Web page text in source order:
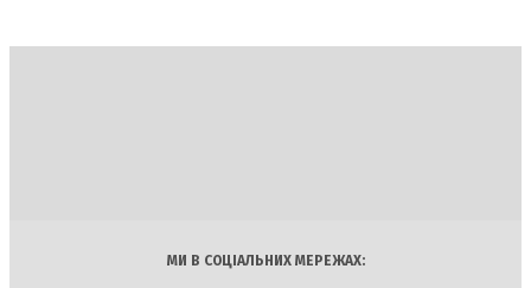
МИ В СОЦІАЛЬНИХ МЕРЕЖАХ: